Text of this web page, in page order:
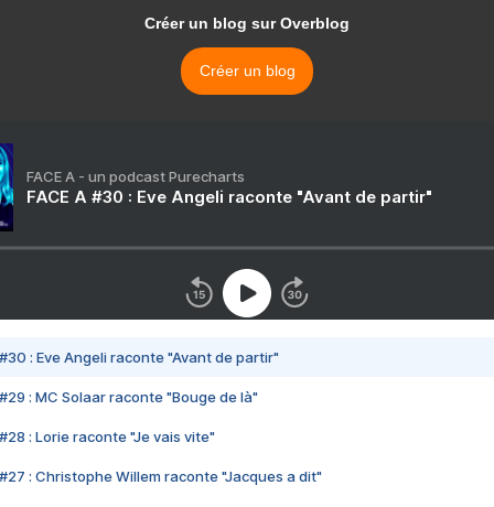
Créer un blog sur Overblog
Créer un blog
FACE A - un podcast Purecharts
FACE A #30 : Eve Angeli raconte "Avant de partir"
#30 : Eve Angeli raconte "Avant de partir"
#29 : MC Solaar raconte "Bouge de là"
#28 : Lorie raconte "Je vais vite"
#27 : Christophe Willem raconte "Jacques a dit"